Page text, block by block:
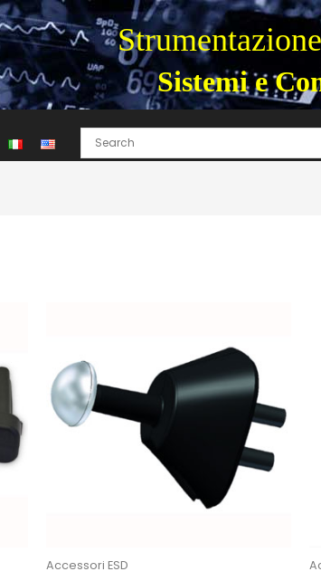
Sistemi e
Accessori ESD